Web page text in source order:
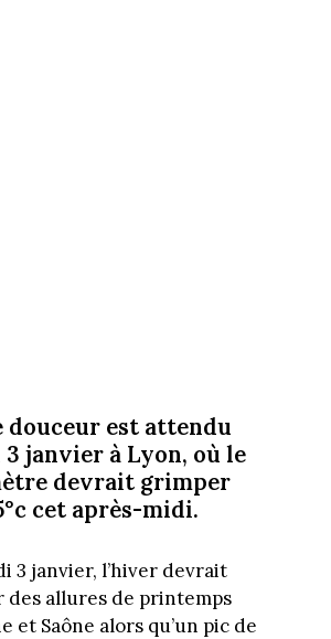
douceur est attendu
janvier à Lyon, où le
devrait grimper
cet après-midi.
3 janvier, l’hiver devrait
des allures de printemps
et Saône alors qu’un pic de